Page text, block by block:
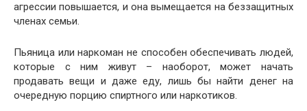
агрессии повышается, и она вымещается на беззащитных
членах семьи.
Пьяница или наркоман не способен обеспечивать людей,
которые с ним живут – наоборот, может начать
продавать вещи и даже еду, лишь бы найти денег на
очередную порцию спиртного или наркотиков.